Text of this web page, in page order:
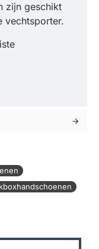
zijn geschikt
vechtsporter.